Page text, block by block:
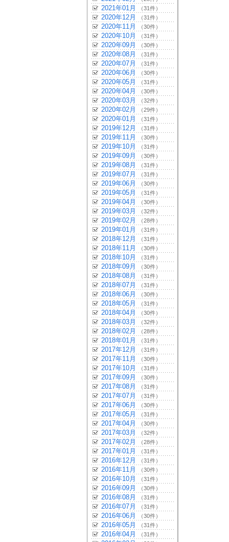
2021年01月 （31件）
2020年12月 （31件）
2020年11月 （30件）
2020年10月 （31件）
2020年09月 （30件）
2020年08月 （31件）
2020年07月 （31件）
2020年06月 （30件）
2020年05月 （31件）
2020年04月 （30件）
2020年03月 （32件）
2020年02月 （29件）
2020年01月 （31件）
2019年12月 （31件）
2019年11月 （30件）
2019年10月 （31件）
2019年09月 （30件）
2019年08月 （31件）
2019年07月 （31件）
2019年06月 （30件）
2019年05月 （31件）
2019年04月 （30件）
2019年03月 （32件）
2019年02月 （28件）
2019年01月 （31件）
2018年12月 （31件）
2018年11月 （30件）
2018年10月 （31件）
2018年09月 （30件）
2018年08月 （31件）
2018年07月 （31件）
2018年06月 （30件）
2018年05月 （31件）
2018年04月 （30件）
2018年03月 （32件）
2018年02月 （28件）
2018年01月 （31件）
2017年12月 （31件）
2017年11月 （30件）
2017年10月 （31件）
2017年09月 （30件）
2017年08月 （31件）
2017年07月 （31件）
2017年06月 （30件）
2017年05月 （31件）
2017年04月 （30件）
2017年03月 （32件）
2017年02月 （28件）
2017年01月 （31件）
2016年12月 （31件）
2016年11月 （30件）
2016年10月 （31件）
2016年09月 （30件）
2016年08月 （31件）
2016年07月 （31件）
2016年06月 （30件）
2016年05月 （31件）
2016年04月 （31件）